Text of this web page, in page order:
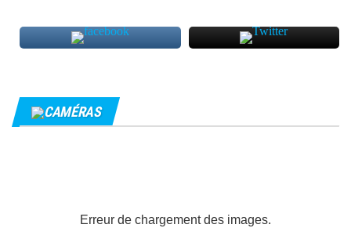
CAMÉRAS
Erreur de chargement des images.